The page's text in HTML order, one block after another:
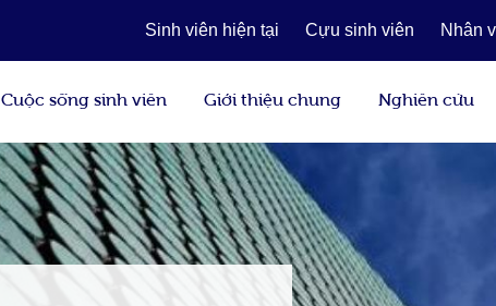
Sinh viên hiện tại Cựu sinh viên Nhân
Cuộc sống sinh viên Giới thiệu chung Nghiên cứu